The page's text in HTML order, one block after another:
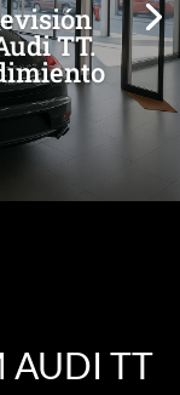
TT.
AUDI TT